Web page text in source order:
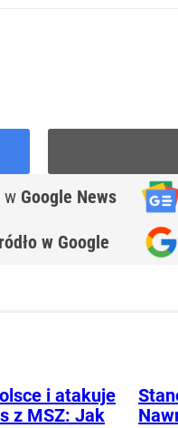
w Google News
w Google
i atakuje
z MSZ: Jak